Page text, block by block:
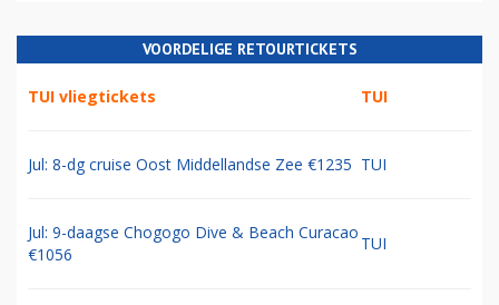
VOORDELIGE RETOURTICKETS
TUI vliegtickets TUI
Jul: 8-dg cruise Oost Middellandse Zee €1235 TUI
Jul: 9-daagse Chogogo Dive & Beach Curacao
€1056
TUI